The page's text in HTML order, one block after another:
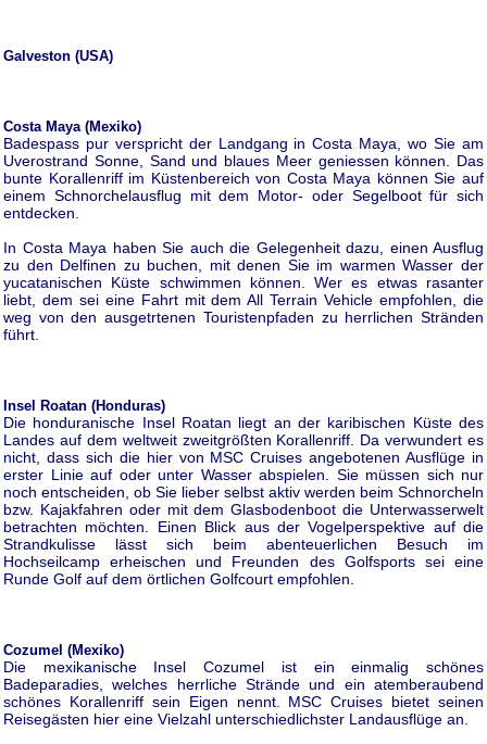
Galveston (USA)
Costa Maya (Mexiko)
Badespass pur verspricht der Landgang in Costa Maya, wo Sie am
Uverostrand Sonne, Sand und blaues Meer geniessen können. Das
bunte Korallenriff im Küstenbereich von Costa Maya können Sie auf
einem Schnorchelausflug mit dem Motor- oder Segelboot für sich
entdecken.
In Costa Maya haben Sie auch die Gelegenheit dazu, einen Ausflug
zu den Delfinen zu buchen, mit denen Sie im warmen Wasser der
yucatanischen Küste schwimmen können. Wer es etwas rasanter
liebt, dem sei eine Fahrt mit dem All Terrain Vehicle empfohlen, die
weg von den ausgetrtenen Touristenpfaden zu herrlichen Stränden
führt.
Insel Roatan (Honduras)
Die honduranische Insel Roatan liegt an der karibischen Küste des
Landes auf dem weltweit zweitgrößten Korallenriff. Da verwundert es
nicht, dass sich die hier von MSC Cruises angebotenen Ausflüge in
erster Linie auf oder unter Wasser abspielen. Sie müssen sich nur
noch entscheiden, ob Sie lieber selbst aktiv werden beim Schnorcheln
bzw. Kajakfahren oder mit dem Glasbodenboot die Unterwasserwelt
betrachten möchten. Einen Blick aus der Vogelperspektive auf die
Strandkulisse lässt sich beim abenteuerlichen Besuch im
Hochseilcamp erheischen und Freunden des Golfsports sei eine
Runde Golf auf dem örtlichen Golfcourt empfohlen.
Cozumel (Mexiko)
Die mexikanische Insel Cozumel ist ein einmalig schönes
Badeparadies, welches herrliche Strände und ein atemberaubend
schönes Korallenriff sein Eigen nennt. MSC Cruises bietet seinen
Reisegästen hier eine Vielzahl unterschiedlichster Landausflüge an.